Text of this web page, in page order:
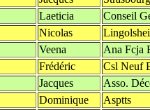
Laeticia
Conseil
Nicolas
Veena
Ana Fcja
Frédéric
Csl Neuf
Jacques
Asso.
Dominique
Asptts